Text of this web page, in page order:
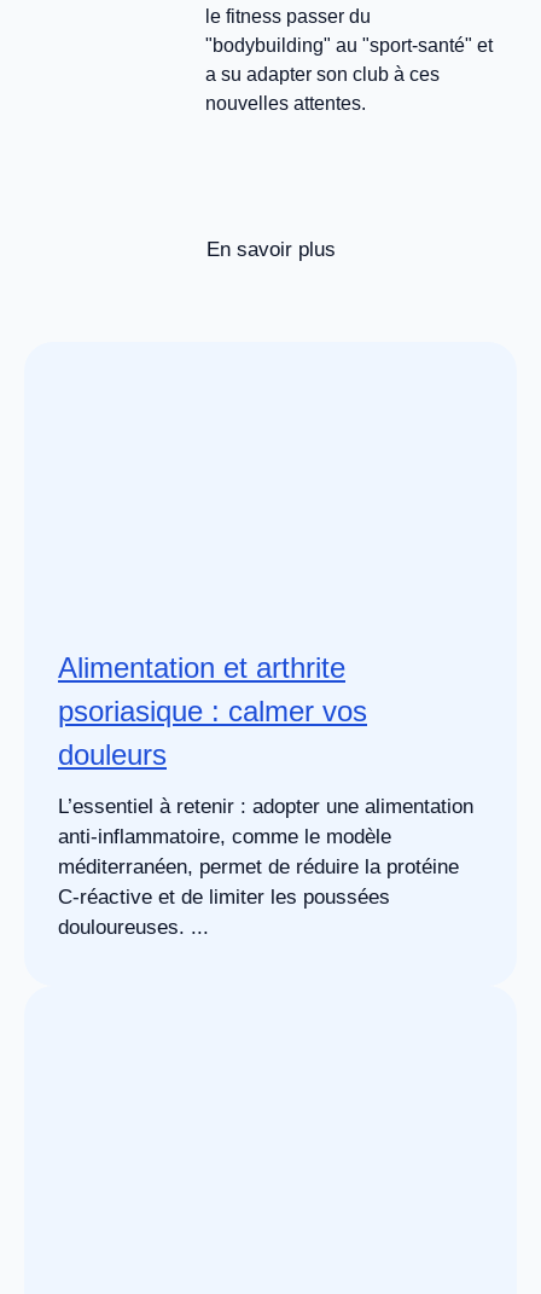
le fitness passer du
"bodybuilding" au "sport-santé" et
a su adapter son club à ces
nouvelles attentes.
En savoir plus
Alimentation et arthrite
psoriasique : calmer vos
douleurs
L’essentiel à retenir : adopter une alimentation
anti-inflammatoire, comme le modèle
méditerranéen, permet de réduire la protéine
C-réactive et de limiter les poussées
douloureuses. ...